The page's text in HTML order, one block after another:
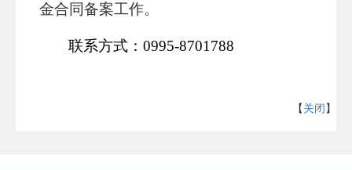
金合同备案工作。
联系方式：0995-8701788
【关闭】